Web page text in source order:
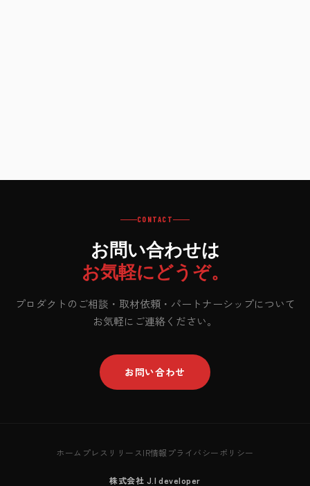
CONTACT
お問い合わせは
お気軽にどうぞ。
プロダクトのご相談・取材依頼・パートナーシップについて
お気軽にご連絡ください。
お問い合わせ
ホーム プレスリリースIR情報 プライバシーポリシー
株式会社 J.I developer